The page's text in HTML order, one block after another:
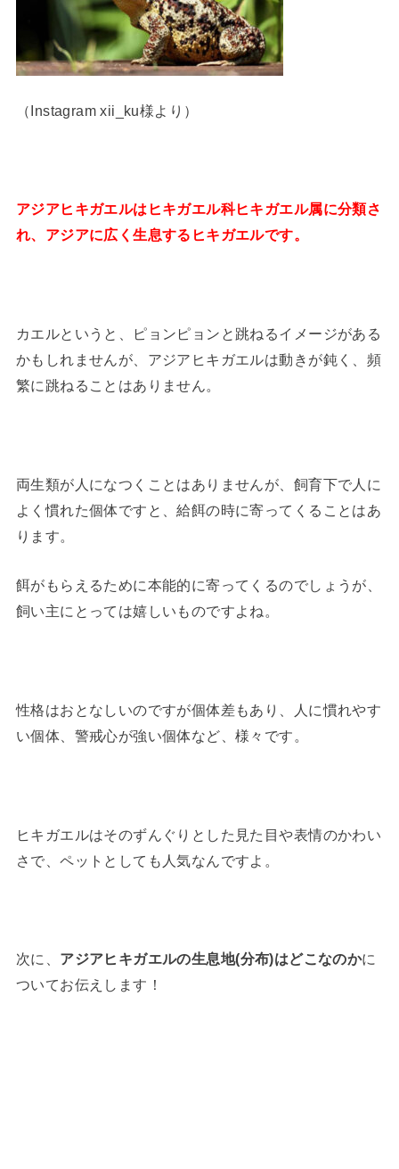
（Instagram xii_ku様より）
アジアヒキガエルはヒキガエル科ヒキガエル属に分類さ
れ、アジアに広く生息するヒキガエルです。
カエルというと、ピョンピョンと跳ねるイメージがある
かもしれませんが、アジアヒキガエルは動きが鈍く、頻
繁に跳ねることはありません。
両生類が人になつくことはありませんが、飼育下で人に
よく慣れた個体ですと、給餌の時に寄ってくることはあ
ります。
餌がもらえるために本能的に寄ってくるのでしょうが、
飼い主にとっては嬉しいものですよね。
性格はおとなしいのですが個体差もあり、人に慣れやす
い個体、警戒心が強い個体など、様々です。
ヒキガエルはそのずんぐりとした見た目や表情のかわい
さで、ペットとしても人気なんですよ。
次に、 アジアヒキガエルの生息地(分布)はどこなのかに
ついてお伝えします！